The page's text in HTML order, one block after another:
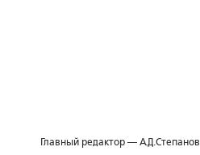
Главный редактор — А.Д.Степанов